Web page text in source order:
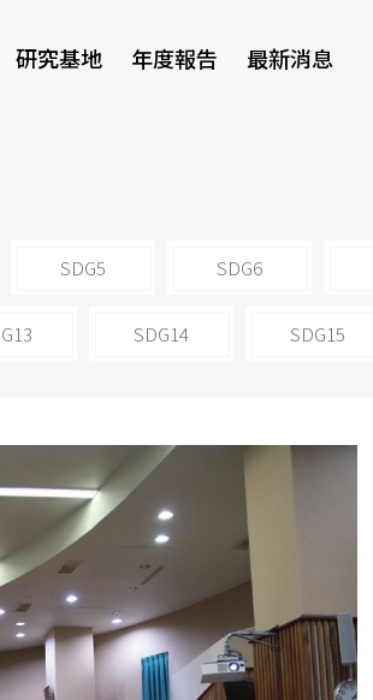
研究基地 年度報告 最新消息
SDG5 SDG6
SDG14 SDG15